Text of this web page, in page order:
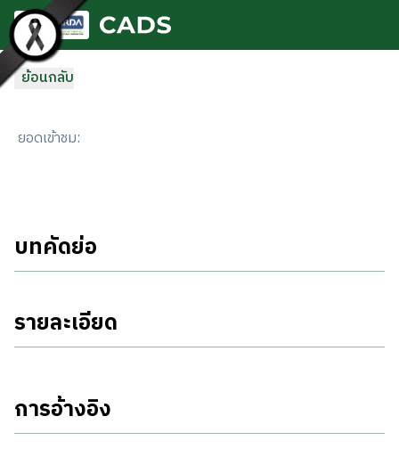
ข้ามไปยังเนื้อหาหลัก
ย้อนกลับ
ยอดเข้าชม:
บทคัดย่อ
รายละเอียด
การอ้างอิง